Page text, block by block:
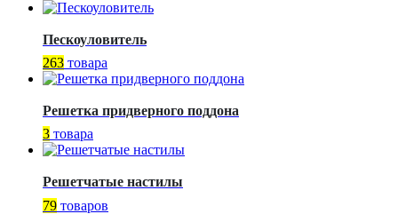
Пескоуловитель
263 товара
Решетка придверного поддона
3 товара
Решетчатые настилы
79 товаров